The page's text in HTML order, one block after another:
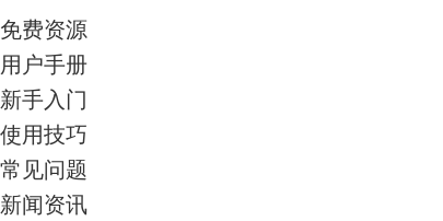
免费资源
用户手册
新手入门
使用技巧
常见问题
新闻资讯